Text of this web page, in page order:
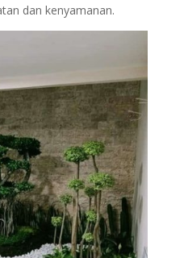
dan kenyamanan.